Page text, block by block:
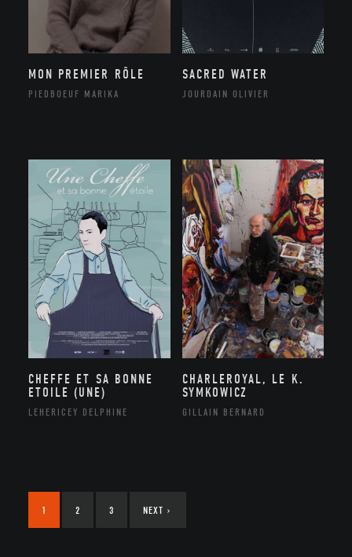
MON PREMIER RÔLE
PIEDBOEUF MARIKA
SACRED WATER
JOURDAIN OLIVIER
CHEFFE ET SA BONNE
ETOILE (UNE)
LEHERICEY DELPHINE
CHARLEROYAL, LE K.
SYMKOWICZ
GILLAIN BERNARD
1 2 3 NEXT ›